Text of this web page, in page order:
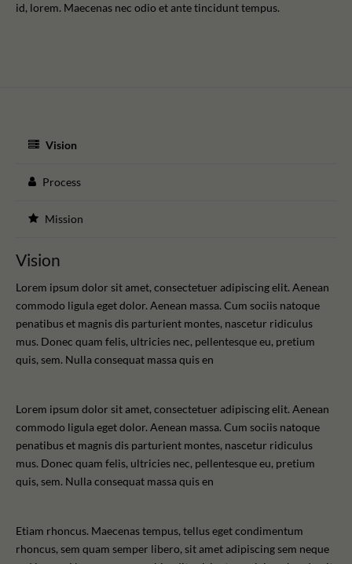
id, lorem. Maecenas nec odio et ante tincidunt tempus.
Vision
Process
Mission
Vision
Lorem ipsum dolor sit amet, consectetuer adipiscing elit. Aenean
commodo ligula eget dolor. Aenean massa. Cum sociis natoque
penatibus et magnis dis parturient montes, nascetur ridiculus
mus. Donec quam felis, ultricies nec, pellentesque eu, pretium
quis, sem. Nulla consequat massa quis en
Lorem ipsum dolor sit amet, consectetuer adipiscing elit. Aenean
commodo ligula eget dolor. Aenean massa. Cum sociis natoque
penatibus et magnis dis parturient montes, nascetur ridiculus
mus. Donec quam felis, ultricies nec, pellentesque eu, pretium
quis, sem. Nulla consequat massa quis en
Etiam rhoncus. Maecenas tempus, tellus eget condimentum
rhoncus, sem quam semper libero, sit amet adipiscing sem neque